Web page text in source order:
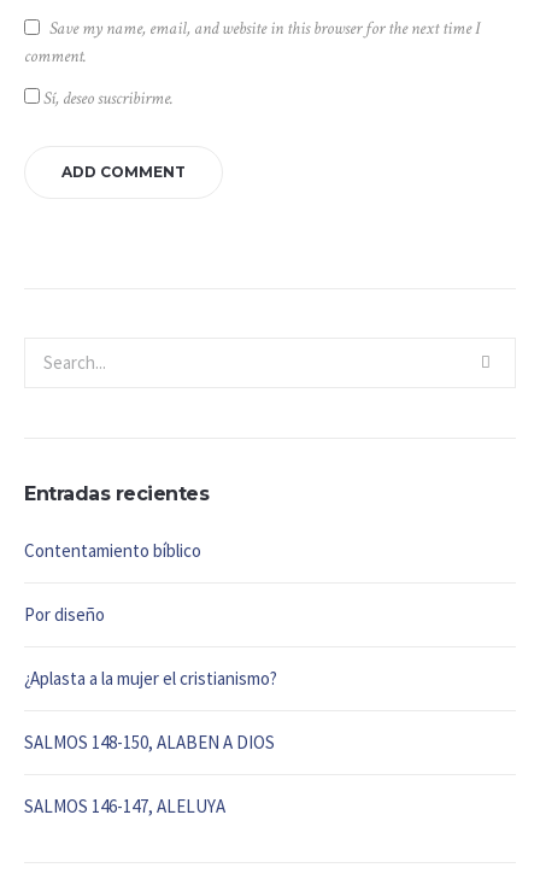
Save my name, email, and website in this browser for the next time I
comment.
Sí, deseo suscribirme.
Entradas recientes
Contentamiento bíblico
Por diseño
¿Aplasta a la mujer el cristianismo?
SALMOS 148-150, ALABEN A DIOS
SALMOS 146-147, ALELUYA